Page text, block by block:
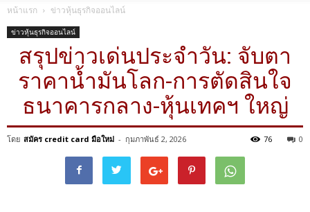
หน้าแรก ข่าวหุ้นธุรกิจออนไลน์
ข่าวหุ้นธุรกิจออนไลน์
สรุปข่าวเด่นประจำวัน: จับตา
ราคาน้ำมันโลก-การตัดสินใจ
ธนาคารกลาง-หุ้นเทคฯ ใหญ่
โดย สมัคร credit card มือใหม่ - กุมภาพันธ์ 2, 2026 0
76